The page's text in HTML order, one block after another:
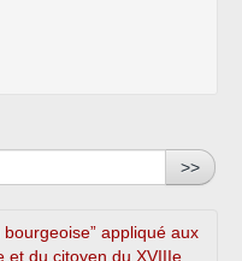
>>
appliqué aux
et du citoyen du XVIIIe